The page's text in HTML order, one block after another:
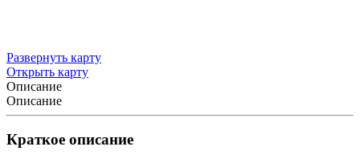
Развернуть карту
Открыть карту
Описание
Описание
Краткое описание